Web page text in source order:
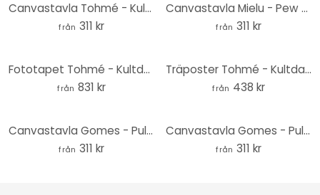
Canvastavla Tohmé - Kultdans från Pulp Fiction
från 311 kr
Canvastavla Mielu - Pew Pew
från 311 kr
Fototapet Tohmé - Kultdans från Pulp Fiction
från 831 kr
Träposter Tohmé - Kultdans från Pulp Fiction
från 438 kr
Canvastavla Gomes - Pulp Fiction leksak Vincent Vega
från 311 kr
Canvastavla Gomes - Pulp Fiction leksak Jules Winnfield
från 311 kr